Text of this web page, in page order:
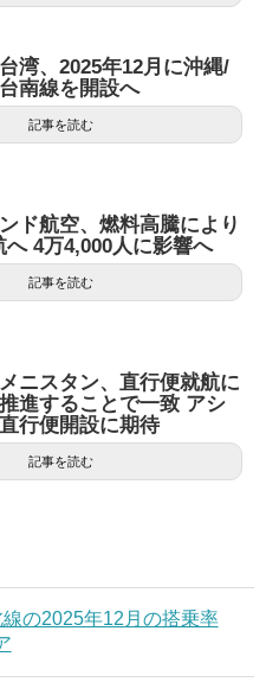
湾、2025年12月に沖縄/
南線を開設へ
記事を読む
ド航空、燃料高騰により
へ 4万4,000人に影響へ
記事を読む
ニスタン、直行便就航に
進することで一致 アシ
行便開設に期待
記事を読む
の2025年12月の搭乗率